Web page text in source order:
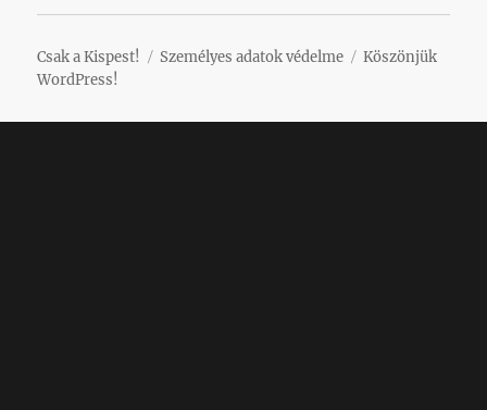
Csak a Kispest! Személyes adatok védelme
Köszönjük
WordPress!